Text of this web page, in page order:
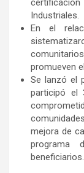
Industriales.
En el
promueven
Se lanzó el
participó el
mejora de
programa
beneficiarios.